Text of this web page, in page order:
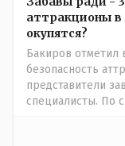
противоречие. Вы
названием
Урдабай таким
царского и
восторжествует....
аттракционы в
окупятся?
Бакиров отметил
безопасность
представители
специалисты. По
стандартам